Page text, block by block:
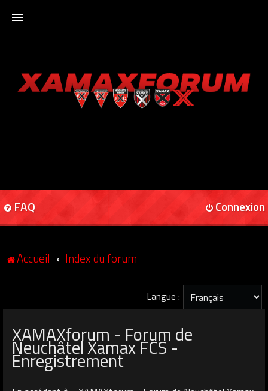
XAMAXFORUM
FAQ Connexion
Accueil Index du forum
Langue :
XAMAXforum - Forum de
Neuchâtel Xamax FCS -
Enregistrement